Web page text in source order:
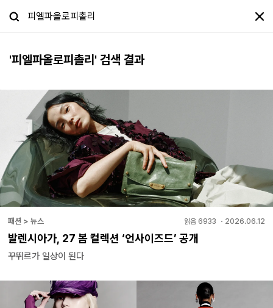
'피엘파올로피촐리 ' 검색 결과
패션 > 뉴스 읽음 6933 ・ 2026.06.12
발렌시아가, 27 봄 컬렉션 ‘언사이즈드’ 공개
꾸뛰르가 일상이 된다